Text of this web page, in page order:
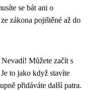
se bát ani o
zákona pojištěné až do
Nevadí! Můžete začít s
to jako když stavíte
přidáváte další patra.